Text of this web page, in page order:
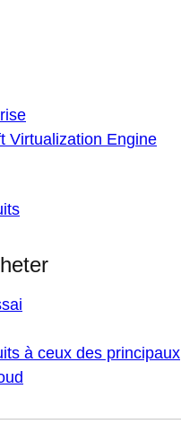
Virtualization Engine
à ceux des principaux